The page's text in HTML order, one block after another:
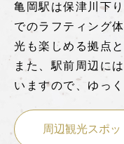
嵯峨野トロッコ列
季節ごとの楽しみ
ツアー紹介
お知らせ
亀岡駅は保津川下
でのラフティング
光も楽しめる拠点
また、駅前周辺には
いますので、ゆっ
周辺観光スポッ